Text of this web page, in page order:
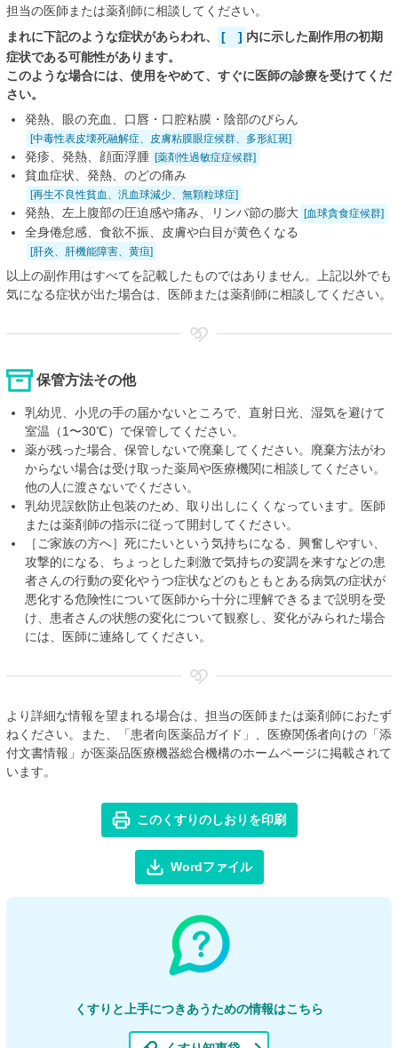
担当の医師または薬剤師に相談してください。
まれに下記のような症状があらわれ、
[ ] 内に示した副作用の初期
症状である可能性があります。
このような場合には、使用をやめて、すぐに医師の診療を受けてくだ
さい。
発熱、眼の充血、口唇・口腔粘膜・陰部のびらん
[中毒性表皮壊死融解症、皮膚粘膜眼症候群、多形紅斑]
発疹、発熱、顔面浮腫 [薬剤性過敏症症候群]
貧血症状、発熱、のどの痛み
[再生不良性貧血、汎血球減少、無顆粒球症]
発熱、左上腹部の圧迫感や痛み、リンパ節の膨大 [血球貪食症候群]
全身倦怠感、食欲不振、皮膚や白目が黄色くなる
[肝炎、肝機能障害、黄疸]
以上の副作用はすべてを記載したものではありません。上記以外でも
気になる症状が出た場合は、医師または薬剤師に相談してください。
保管方法その他
乳幼児、小児の手の届かないところで、直射日光、湿気を避けて
室温（1〜30℃）で保管してください。
薬が残った場合、保管しないで廃棄してください。廃棄方法がわ
からない場合は受け取った薬局や医療機関に相談してください。
他の人に渡さないでください。
乳幼児誤飲防止包装のため、取り出しにくくなっています。医師
または薬剤師の指示に従って開封してください。
［ご家族の方へ］死にたいという気持ちになる、興奮しやすい、
攻撃的になる、ちょっとした刺激で気持ちの変調を来すなどの患
者さんの行動の変化やうつ症状などのもともとある病気の症状が
悪化する危険性について医師から十分に理解できるまで説明を受
け、患者さんの状態の変化について観察し、変化がみられた場合
には、医師に連絡してください。
より詳細な情報を望まれる場合は、担当の医師または薬剤師におたず
ねください。また、「患者向医薬品ガイド」、医療関係者向けの「添
付文書情報」が医薬品医療機器総合機構のホームページに掲載されて
います。
このくすりのしおりを印刷
Wordファイル
くすりと上手につきあうための情報はこちら